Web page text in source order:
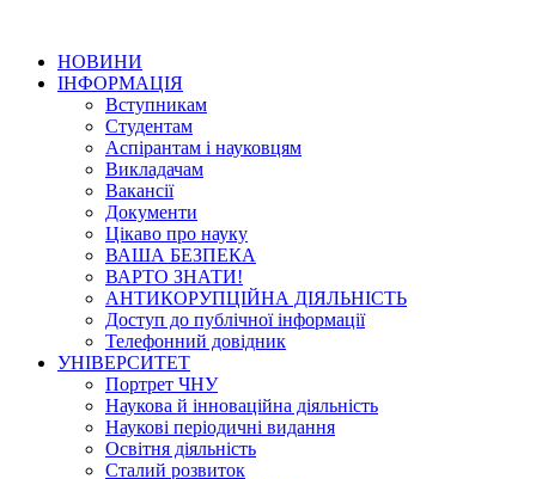
НОВИНИ
ІНФОРМАЦІЯ
Вступникам
Студентам
Аспірантам і науковцям
Викладачам
Вакансії
Документи
Цікаво про науку
ВАША БЕЗПЕКА
ВАРТО ЗНАТИ!
АНТИКОРУПЦІЙНА ДІЯЛЬНІСТЬ
Доступ до публічної інформації
Телефонний довідник
УНІВЕРСИТЕТ
Портрет ЧНУ
Наукова й інноваційна діяльність
Наукові періодичні видання
Освітня діяльність
Сталий розвиток